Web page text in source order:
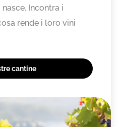
Incontra i
rende i loro vini
cantine